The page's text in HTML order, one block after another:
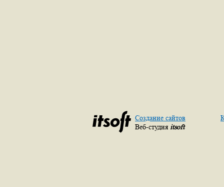
Создание сайтов
Веб-студия itsoft